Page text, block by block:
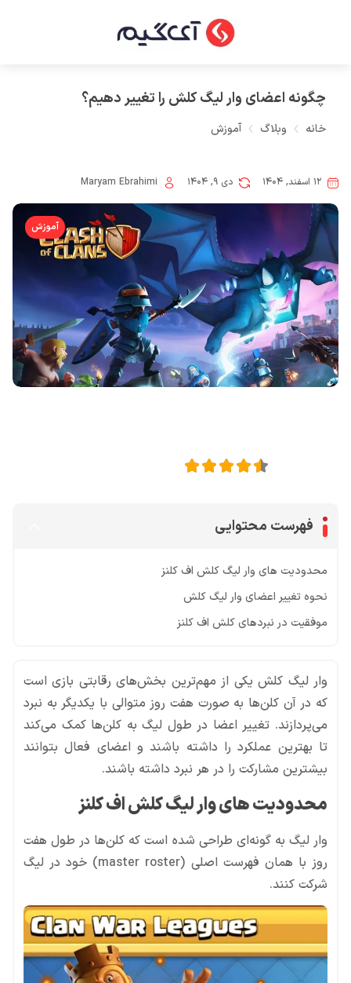
چگونه اعضای وار لیگ کلش را تغییر دهیم؟
خانه وبلاگ آموزش
۱۲ اسفند, ۱۴۰۴ دی ۹, ۱۴۰۴ Maryam Ebrahimi
آموزش
فهرست محتوایی
محدودیت های وار لیگ کلش اف کلنز
نحوه تغییر اعضای وار لیگ کلش
موفقیت در نبردهای کلش اف کلنز
وار لیگ کلش یکی از مهم‌ترین بخش‌های رقابتی بازی است
که در آن کلن‌ها به صورت هفت روز متوالی با یکدیگر به نبرد
می‌پردازند. تغییر اعضا در طول لیگ به کلن‌ها کمک می‌کند
تا بهترین عملکرد را داشته باشند و اعضای فعال بتوانند
بیشترین مشارکت را در هر نبرد داشته باشند.
محدودیت های وار لیگ کلش اف کلنز
وار لیگ به گونه‌ای طراحی شده است که کلن‌ها در طول هفت
روز با همان فهرست اصلی (master roster) خود در لیگ
شرکت کنند.